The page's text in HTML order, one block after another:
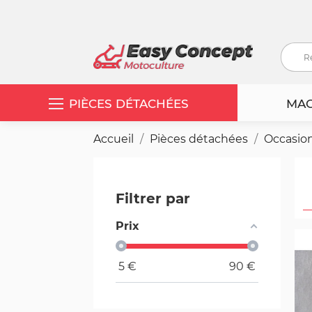
PIÈCES DÉTACHÉES
Accueil Pièces détachées
Filtrer par
Prix
5 € 90 €